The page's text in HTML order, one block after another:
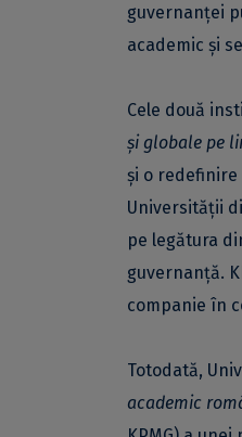
guvernanței
academic și
Cele două
și globale pe
și o
Universității
pe legătura
guvernanță.
companie în
Totodată,
academic